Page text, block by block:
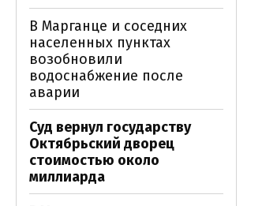
В Марганце и соседних
населенных пунктах
возобновили
водоснабжение после
аварии
Суд вернул государству
Октябрьский дворец
стоимостью около
миллиарда